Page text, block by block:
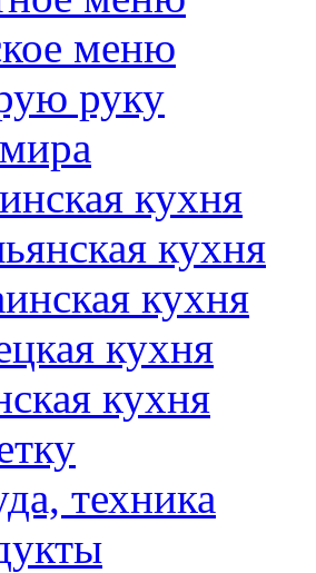
меню
руку
кухня
кухня
кухня
кухня
кухня
техника